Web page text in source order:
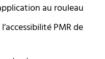
au rouleau
PMR de